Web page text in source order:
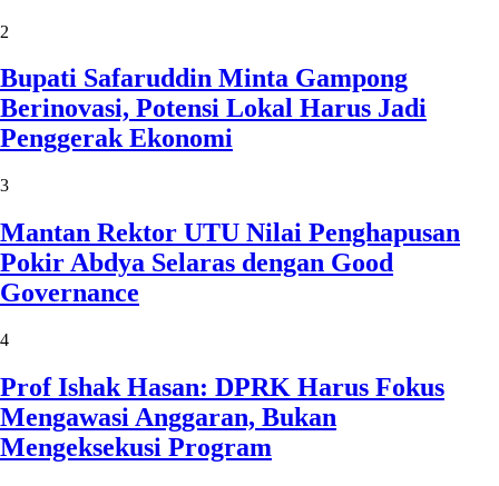
2
Bupati Safaruddin Minta Gampong
Berinovasi, Potensi Lokal Harus Jadi
Penggerak Ekonomi
3
Mantan Rektor UTU Nilai Penghapusan
Pokir Abdya Selaras dengan Good
Governance
4
Prof Ishak Hasan: DPRK Harus Fokus
Mengawasi Anggaran, Bukan
Mengeksekusi Program